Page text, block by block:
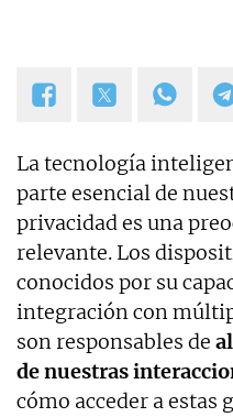
La tecnología
parte esencial de
privacidad es una
relevante. Los
conocidos por su
integración con
son responsables de
de nuestras
cómo acceder a estas